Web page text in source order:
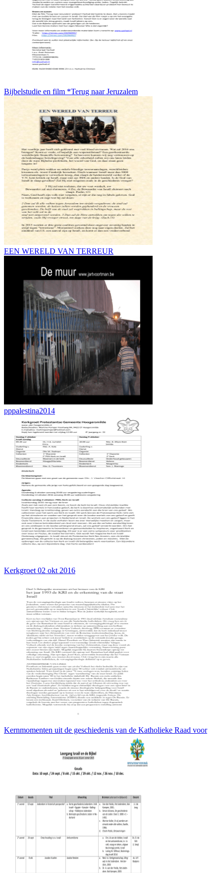
Bijbelstudie en film *Terug naar Jeruzalem
EEN WERELD VAN TERREUR
pppalestina2014
Kerkgroet 02 okt 2016
Kernmomenten uit de geschiedenis van de Katholieke Raad voor